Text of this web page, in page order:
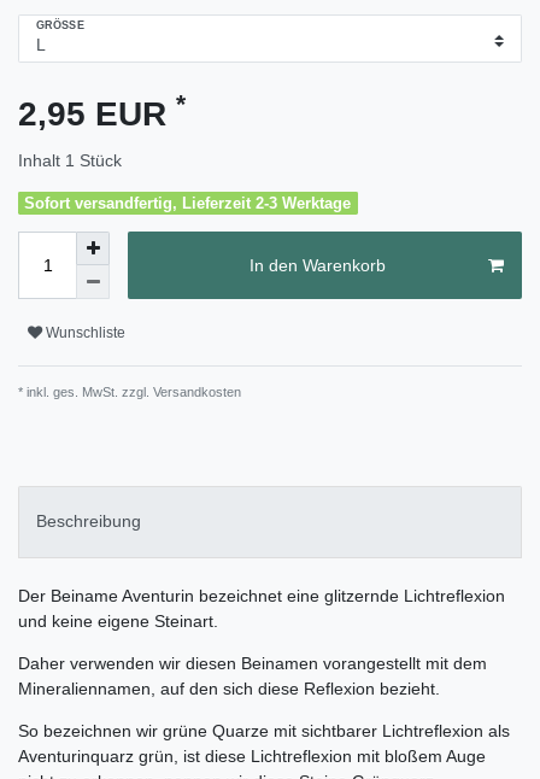
GRÖSSE
2,95 EUR *
Inhalt 1 Stück
Sofort versandfertig, Lieferzeit 2-3 Werktage
In den Warenkorb
Wunschliste
* inkl. ges. MwSt. zzgl. Versandkosten
Beschreibung
Der Beiname Aventurin bezeichnet eine glitzernde Lichtreflexion
und keine eigene Steinart.
Daher verwenden wir diesen Beinamen vorangestellt mit dem
Mineraliennamen, auf den sich diese Reflexion bezieht.
So bezeichnen wir grüne Quarze mit sichtbarer Lichtreflexion als
Aventurinquarz grün, ist diese Lichtreflexion mit bloßem Auge